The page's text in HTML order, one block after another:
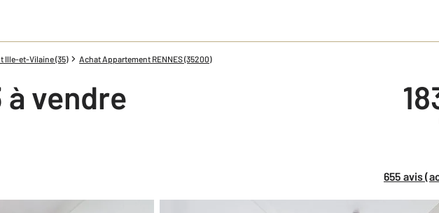
Ille-et-Vilaine (35) Achat Appartement RENNES (35200)
à vendre
655 avis